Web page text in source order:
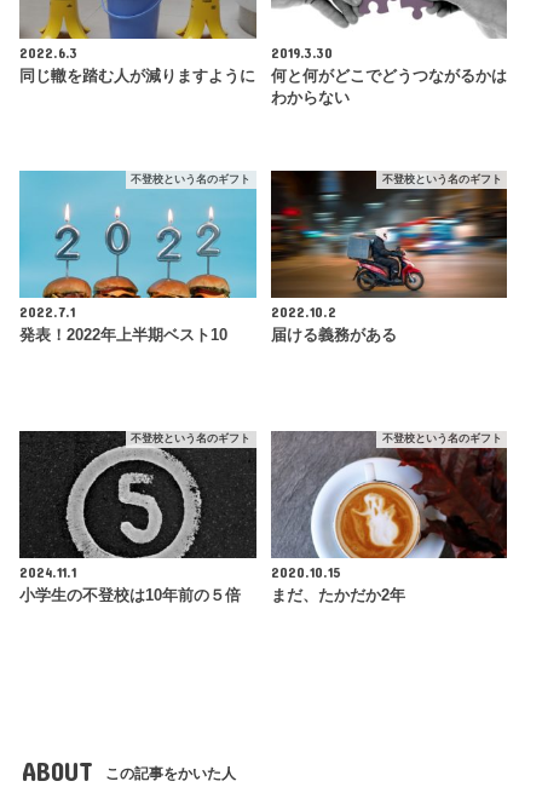
2022.6.3
同じ轍を踏む人が減りますように
2019.3.30
何と何がどこでどうつながるかは
わからない
不登校という名のギフト
2022.7.1
発表！2022年上半期ベスト10
不登校という名のギフト
2022.10.2
届ける義務がある
不登校という名のギフト
2024.11.1
小学生の不登校は10年前の５倍
不登校という名のギフト
2020.10.15
まだ、たかだか2年
ABOUT この記事をかいた人